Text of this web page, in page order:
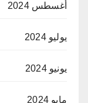
أغسطس 2024
يوليو 2024
يونيو 2024
مايو 2024